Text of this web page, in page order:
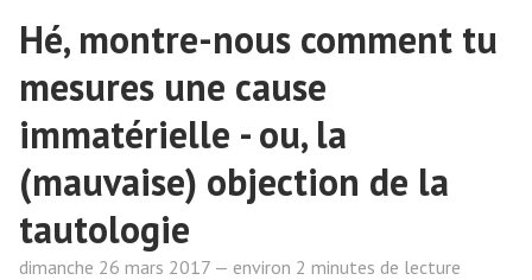
Hé, montre-nous comment tu
mesures une cause
immatérielle - ou, la
(mauvaise) objection de la
tautologie
dimanche 26 mars 2017 — environ 2 minutes de lecture